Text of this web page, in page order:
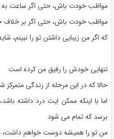
مواظب خودت باش، حتی اگر ساعت
مواظب خودت باش، حتی اگر بر خلاف
که اگر من زیبایی داشتن تو را نبینم،
تنهایی خودش را رفیق من کرده است
حالا که در این مرحله از زندگی
اما با اینکه ممکن ایت درد داشته
برسد که تمام می شود
من تو را همیشه دوست خواهم